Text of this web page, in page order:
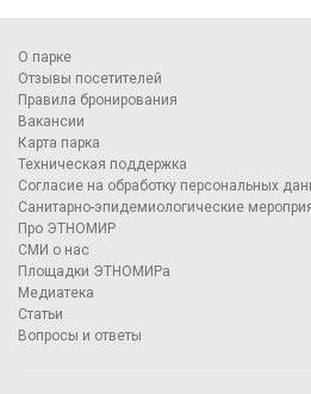
О парке
Отзывы посетителей
Правила бронирования
Вакансии
Карта парка
Техническая поддержка
Согласие на обработку персональных
Санитарно-эпидемиологические
Про ЭТНОМИР
СМИ о нас
Площадки ЭТНОМИРа
Медиатека
Статьи
Вопросы и ответы